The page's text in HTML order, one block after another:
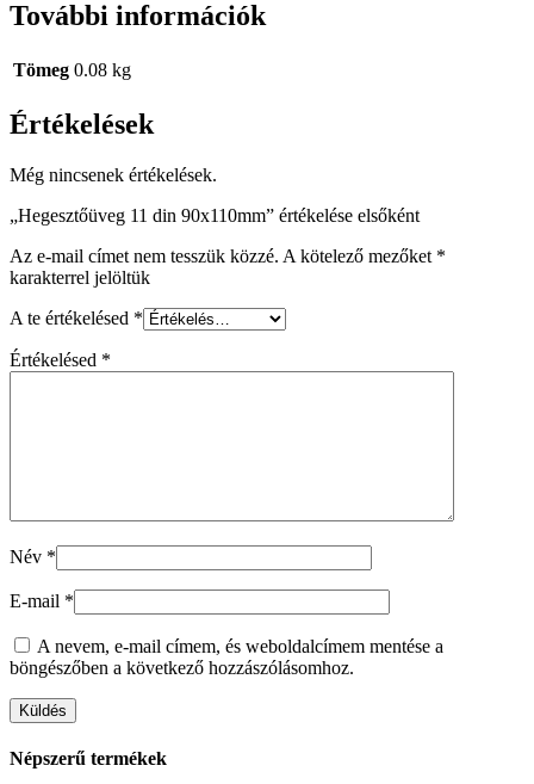
További információk
Tömeg 0.08 kg
Értékelések
Még nincsenek értékelések.
„Hegesztőüveg 11 din 90x110mm” értékelése elsőként
Az e-mail címet nem tesszük közzé. A kötelező mezőket *
karakterrel jelöltük
A te értékelésed *
Értékelésed *
Név *
E-mail *
A nevem, e-mail címem, és weboldalcímem mentése a
böngészőben a következő hozzászólásomhoz.
Népszerű termékek